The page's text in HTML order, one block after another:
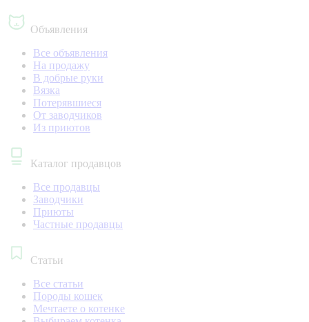
Объявления
Все объявления
На продажу
В добрые руки
Вязка
Потерявшиеся
От заводчиков
Из приютов
Каталог продавцов
Все продавцы
Заводчики
Приюты
Частные продавцы
Статьи
Все статьи
Породы кошек
Мечтаете о котенке